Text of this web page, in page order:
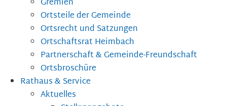
Gremien
Ortsteile der Gemeinde
Ortsrecht und Satzungen
Ortschaftsrat Heimbach
Partnerschaft & Gemeinde-Freundschaft
Ortsbroschüre
Rathaus & Service
Aktuelles